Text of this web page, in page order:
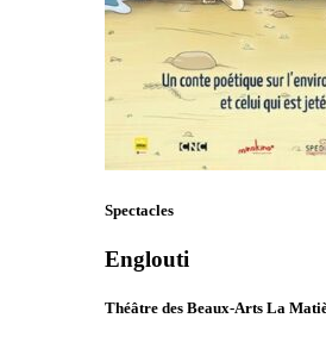
Spectacles
Englouti
Théâtre des Beaux-Arts La